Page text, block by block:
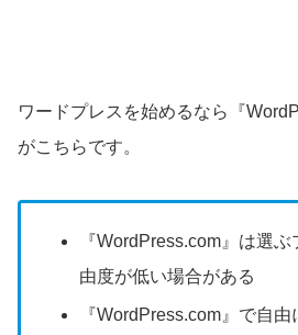
ワードプレスを始めるなら『
がこちらです。
『WordPress.com』は選
由度が低い場合がある
『WordPress.com』で自